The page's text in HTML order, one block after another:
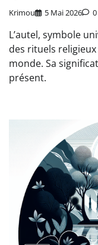
Krimou 5 Mai 2026 0
L’autel, symbole
des rituels
monde. Sa
présent.